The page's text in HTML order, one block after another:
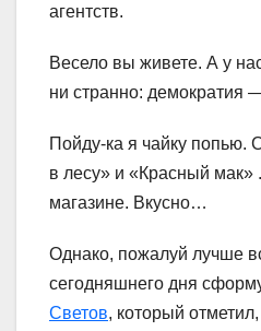
агентств.
Весело вы живете. А у
ни странно: демократия
Пойду-ка я чайку попью.
в лесу» и «Красный мак»
магазине. Вкусно…
Однако, пожалуй лучше
сегодняшнего дня
Светов, который отметил,